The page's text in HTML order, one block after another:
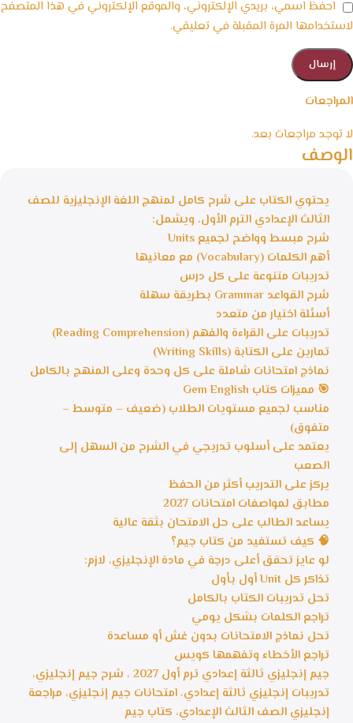
المراجعات
لا توجد مراجعات بعد.
احفظ اسمي، بريدي الإلكتروني، والموقع الإلكتروني في هذا المتصفح
لاستخدامها المرة المقبلة في تعليقي.
الوصف
يحتوي الكتاب على شرح كامل لمنهج اللغة الإنجليزية للصف
الثالث الإعدادي الترم الأول، ويشمل:
شرح مبسط وواضح لجميع Units
أهم الكلمات (Vocabulary) مع معانيها
تدريبات متنوعة على كل درس
شرح القواعد Grammar بطريقة سهلة
أسئلة اختيار من متعدد
تدريبات على القراءة والفهم (Reading Comprehension)
تمارين على الكتابة (Writing Skills)
نماذج امتحانات شاملة على كل وحدة وعلى المنهج بالكامل
🎯 مميزات كتاب Gem English
مناسب لجميع مستويات الطلاب (ضعيف – متوسط –
متفوق)
يعتمد على أسلوب تدريجي في الشرح من السهل إلى
الصعب
يركز على التدريب أكثر من الحفظ
مطابق لمواصفات امتحانات 2027
يساعد الطالب على حل الامتحان بثقة عالية
🧠 كيف تستفيد من كتاب جيم؟
لو عايز تحقق أعلى درجة في مادة الإنجليزي، لازم:
تذاكر كل Unit أول بأول
تحل تدريبات الكتاب بالكامل
تراجع الكلمات بشكل يومي
تحل نماذج الامتحانات بدون غش أو مساعدة
تراجع الأخطاء وتفهمها كويس
جيم إنجليزي ثالثة إعدادي ترم أول 2027 ، شرح جيم إنجليزي،
تدريبات إنجليزي ثالثة إعدادي، امتحانات جيم إنجليزي، مراجعة
إنجليزي الصف الثالث الإعدادي، كتاب جيم